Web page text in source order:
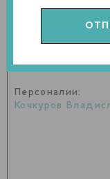
Наши новости в
t.me/
Центр
Персоналии:
Кочкуров